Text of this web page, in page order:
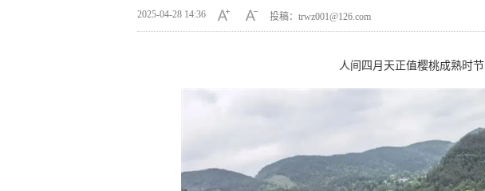
2025-04-28 14:36 投稿：trwz001@126.com
人间四月天正值樱桃成熟时节